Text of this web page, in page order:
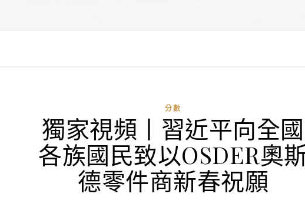
分數
獨家視頻丨習近平向全國
各族國民致以OSDER奧
德零件商新春祝願